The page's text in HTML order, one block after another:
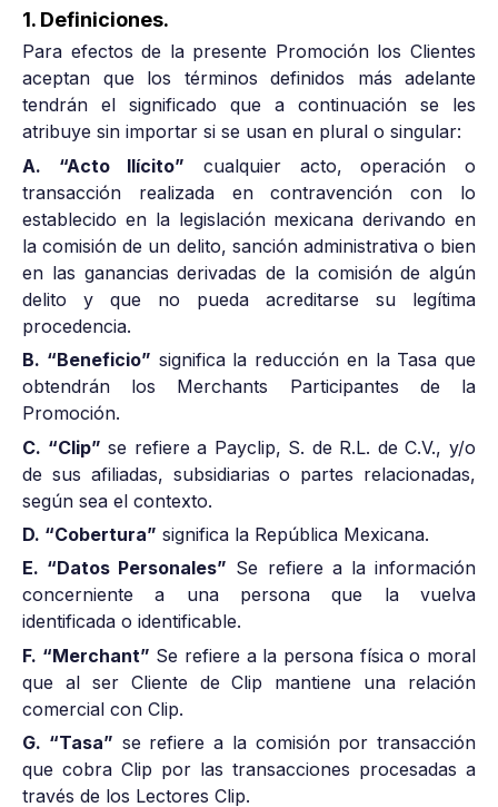
1. Definiciones.
Para efectos de la presente Promoción los Clientes
aceptan que los términos definidos más adelante
tendrán el significado que a continuación se les
atribuye sin importar si se usan en plural o singular:
A. “Acto Ilícito” cualquier acto, operación o
transacción realizada en contravención con lo
establecido en la legislación mexicana derivando en
la comisión de un delito, sanción administrativa o bien
en las ganancias derivadas de la comisión de algún
delito y que no pueda acreditarse su legítima
procedencia.
B. “Beneficio” significa la reducción en la Tasa que
obtendrán los Merchants Participantes de la
Promoción.
C. “Clip” se refiere a Payclip, S. de R.L. de C.V., y/o
de sus afiliadas, subsidiarias o partes relacionadas,
según sea el contexto.
D. “Cobertura” significa la República Mexicana.
E. “Datos Personales” Se refiere a la información
concerniente a una persona que la vuelva
identificada o identificable.
F. “Merchant” Se refiere a la persona física o moral
que al ser Cliente de Clip mantiene una relación
comercial con Clip.
G. “Tasa” se refiere a la comisión por transacción
que cobra Clip por las transacciones procesadas a
través de los Lectores Clip.